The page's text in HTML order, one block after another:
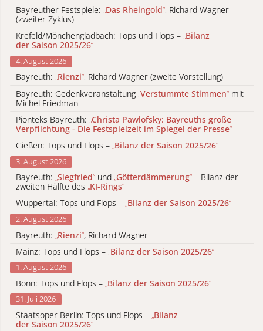
Bayreuther Festspiele: „Das Rheingold“, Richard Wagner
(zweiter Zyklus)
Krefeld/Mönchengladbach: Tops und Flops – „Bilanz
der Saison 2025/26“
4. August 2026
Bayreuth: „Rienzi“, Richard Wagner (zweite Vorstellung)
Bayreuth: Gedenkveranstaltung „Verstummte Stimmen“ mit
Michel Friedman
Pionteks Bayreuth: „Christa Pawlofsky: Bayreuths große
Verpflichtung - Die Festspielzeit im Spiegel der Presse“
Gießen: Tops und Flops – „Bilanz der Saison 2025/26“
3. August 2026
Bayreuth: „Siegfried“ und „Götterdämmerung“ – Bilanz der
zweiten Hälfte des „KI-Rings“
Wuppertal: Tops und Flops – „Bilanz der Saison 2025/26“
2. August 2026
Bayreuth: „Rienzi“, Richard Wagner
Mainz: Tops und Flops – „Bilanz der Saison 2025/26“
1. August 2026
Bonn: Tops und Flops – „Bilanz der Saison 2025/26“
31. Juli 2026
Staatsoper Berlin: Tops und Flops – „Bilanz
der Saison 2025/26“